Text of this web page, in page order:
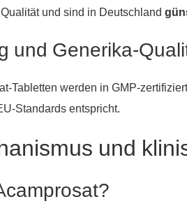
und sind in Deutschland
und Generika-
Tabletten werden in GMP-
Standards entspricht.
und